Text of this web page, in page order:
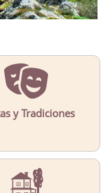
y Tradiciones